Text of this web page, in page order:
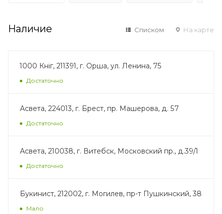
Наличие Списком На карте
1000 Кніг, 211391, г. Орша, ул. Ленина, 75
Достаточно
Асвета, 224013, г. Брест, пр. Машерова, д. 57
Достаточно
Асвета, 210038, г. Витебск, Московский пр., д.39/1
Достаточно
Букинист, 212002, г. Могилев, пр-т Пушкинский, 38
Мало